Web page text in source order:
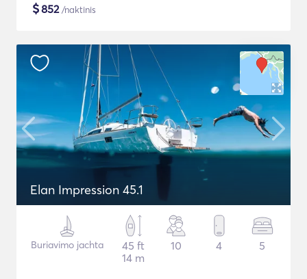
$852/naktinis
Elan Impression 45.1
Buriavimo jachta
45 ft
14 m
10 4 5